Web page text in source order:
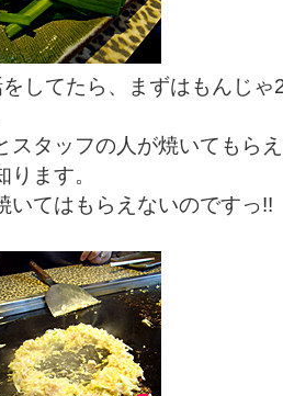
してたら、まずはもんじゃ
スタッフの人が焼いてもら
ます。
いてはもらえないのですっ!!